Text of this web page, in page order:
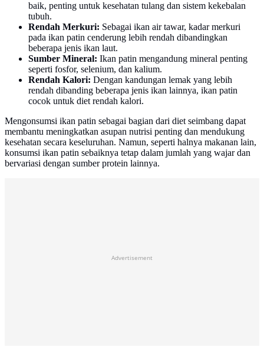
baik, penting untuk kesehatan tulang dan sistem kekebalan
tubuh.
Rendah Merkuri: Sebagai ikan air tawar, kadar merkuri
pada ikan patin cenderung lebih rendah dibandingkan
beberapa jenis ikan laut.
Sumber Mineral: Ikan patin mengandung mineral penting
seperti fosfor, selenium, dan kalium.
Rendah Kalori: Dengan kandungan lemak yang lebih
rendah dibanding beberapa jenis ikan lainnya, ikan patin
cocok untuk diet rendah kalori.
Mengonsumsi ikan patin sebagai bagian dari diet seimbang dapat
membantu meningkatkan asupan nutrisi penting dan mendukung
kesehatan secara keseluruhan. Namun, seperti halnya makanan lain,
konsumsi ikan patin sebaiknya tetap dalam jumlah yang wajar dan
bervariasi dengan sumber protein lainnya.
Advertisement